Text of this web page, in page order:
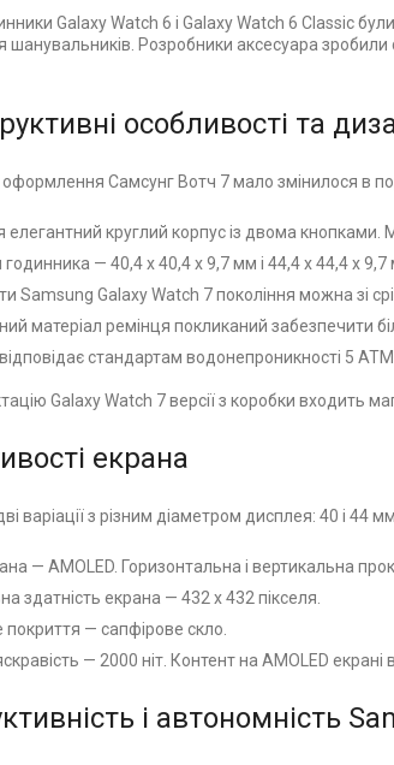
Galaxy Watch 6 і Galaxy Watch 6 Classic
шанувальників. Розробники аксесуара зробили
особливості та
оформлення Самсунг Вотч 7 мало змінилося в
елегантний круглий корпус із двома кнопками.
годинника — 40,4 x 40,4 x 9,7 мм і 44,4 x 44,4 x 9,7
Samsung Galaxy Watch 7 покоління можна зі
матеріал ремінця покликаний забезпечити
стандартам водонепроникності 5
Galaxy Watch 7 версії з коробки входить
екрана
варіації з різним діаметром дисплея: 40 і 44
— AMOLED. Горизонтальна і вертикальна
здатність екрана — 432 х 432 пікселя.
покриття — сапфірове скло.
— 2000 ніт. Контент на AMOLED
і автономність